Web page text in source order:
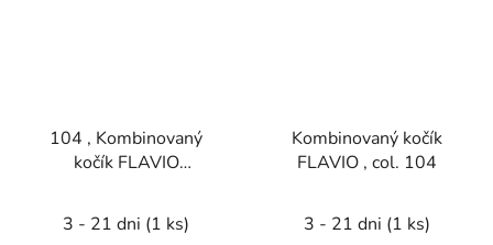
104 , Kombinovaný
kočík FLAVIO
3 - 21 dni (1 ks)
Kombinovaný kočík
FLAVIO , col. 104
3 - 21 dni (1 ks)